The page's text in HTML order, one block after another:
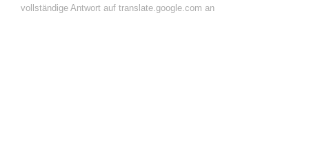
vollständige Antwort auf translate.google.com an